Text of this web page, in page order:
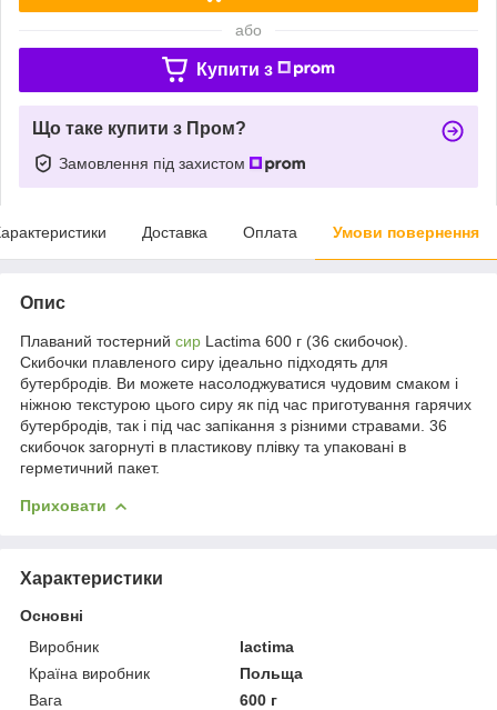
або
Купити з
Що таке купити з Пром?
Замовлення під захистом
Доставка Оплата Умови повернення
Опис
Плаваний тостерний сир Lactima 600 г (36 скибочок).
Скибочки плавленого сиру ідеально підходять для
бутербродів. Ви можете насолоджуватися чудовим смаком і
ніжною текстурою цього сиру як під час приготування гарячих
бутербродів, так і під час запікання з різними стравами. 36
скибочок загорнуті в пластикову плівку та упаковані в
герметичний пакет.
Приховати
Характеристики
Основні
Виробник
lactima
Країна виробник
Польща
Вага
600 г